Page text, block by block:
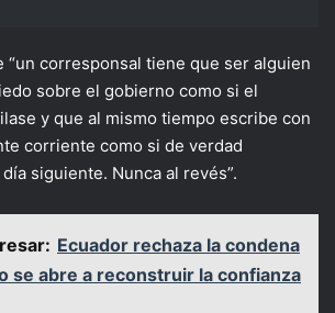
“un corresponsal tiene que ser alguien
sobre el gobierno como si el
y que al mismo tiempo escribe con
corriente como si de verdad
siguiente. Nunca al revés”.
Ecuador rechaza la condena
se abre a reconstruir la confianza